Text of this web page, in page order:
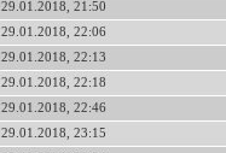
29.01.2018, 21:50
29.01.2018, 22:06
29.01.2018, 22:13
29.01.2018, 22:18
29.01.2018, 22:46
29.01.2018, 23:15